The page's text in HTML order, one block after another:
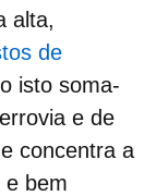
alta,
de
isto soma-
e de
concentra a
e bem